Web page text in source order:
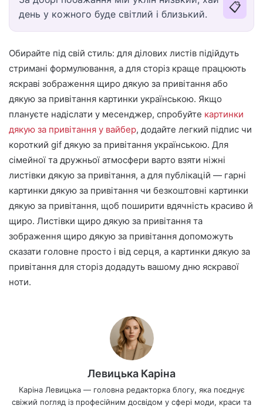
день у кожного буде світлий і близький.
📋
Обирайте під свій стиль: для ділових листів підійдуть
стримані формулювання, а для сторіз краще працюють
яскраві зображення щиро дякую за привітання або
дякую за привітання картинки українською. Якщо
плануєте надіслати у месенджер, спробуйте картинки
дякую за привітання у вайбер, додайте легкий підпис чи
короткий gif дякую за привітання українською. Для
сімейної та дружньої атмосфери варто взяти ніжні
листівки дякую за привітання, а для публікацій — гарні
картинки дякую за привітання чи безкоштовні картинки
дякую за привітання, щоб поширити вдячність красиво й
щиро. Листівки щиро дякую за привітання та
зображення щиро дякую за привітання допоможуть
сказати головне просто і від серця, а картинки дякую за
привітання для сторіз додадуть вашому дню яскравої
ноти.
Левицька Каріна
Каріна Левицька — головна редакторка блогу, яка поєднує
свіжий погляд із професійним досвідом у сфері моди, краси та